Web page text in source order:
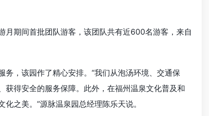
月期间首批团队游客，该团队共有近600名游客，来自
，该园作了精心安排。“我们从泡汤环境、交通保
得安全的服务保障。此外，在福州温泉文化普及和
之美。”源脉温泉园总经理陈乐天说。